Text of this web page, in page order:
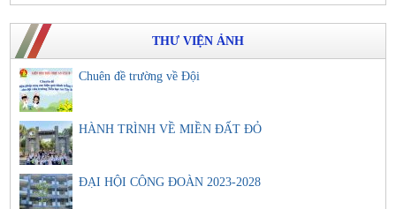
THƯ VIỆN ẢNH
Chuên đề trường về Đội
HÀNH TRÌNH VỀ MIỀN ĐẤT ĐỎ
ĐẠI HỘI CÔNG ĐOÀN 2023-2028